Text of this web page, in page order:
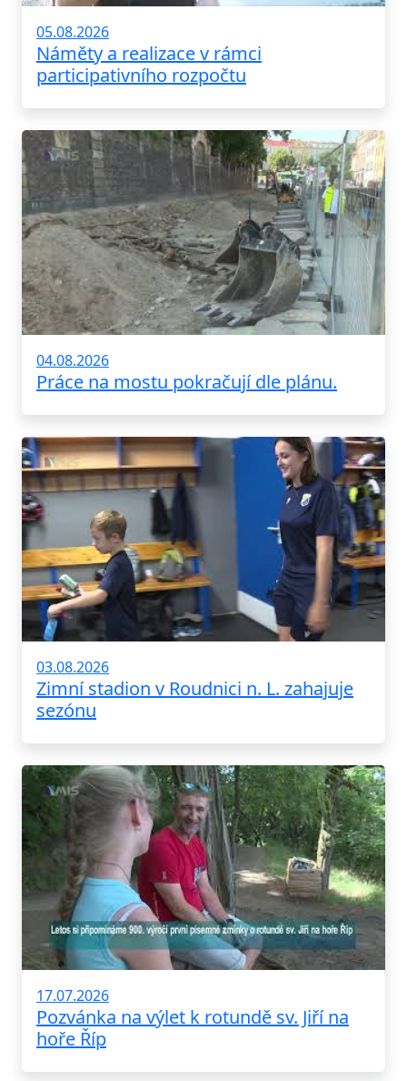
05.08.2026
Náměty a realizace v rámci
participativního rozpočtu
04.08.2026
Práce na mostu pokračují dle plánu.
03.08.2026
Zimní stadion v Roudnici n. L. zahajuje
sezónu
17.07.2026
Pozvánka na výlet k rotundě sv. Jiří na
hoře Říp